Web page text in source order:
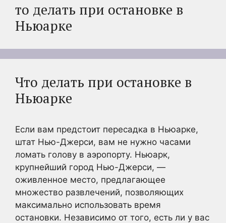
то делать при остановке в
Ньюарке
Что делать при остановке в
Ньюарке
Если вам предстоит пересадка в Ньюарке,
штат Нью-Джерси, вам не нужно часами
ломать голову в аэропорту. Ньюарк,
крупнейший город Нью-Джерси, —
оживленное место, предлагающее
множество развлечений, позволяющих
максимально использовать время
остановки. Независимо от того, есть ли у вас